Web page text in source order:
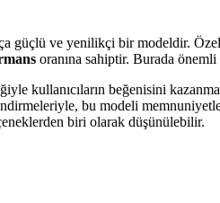
güçlü ve yenilikçi bir modeldir.
oranına sahiptir. Burada
kullanıcıların beğenisini
bu modeli
biri olarak düşünülebilir.